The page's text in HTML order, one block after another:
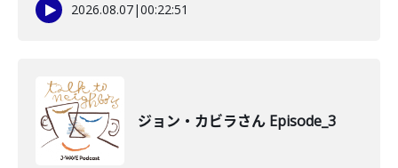
2026.08.07|00:22:51
ジョン・カビラさん Episode_3